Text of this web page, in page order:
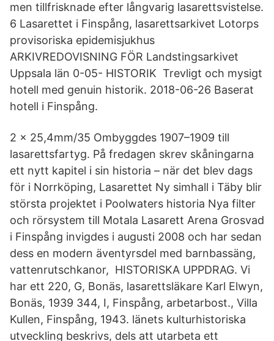
men tillfrisknade efter långvarig lasarettsvistelse.
6 Lasarettet i Finspång, lasarettsarkivet Lotorps
provisoriska epidemisjukhus
ARKIVREDOVISNING FÖR Landstingsarkivet
Uppsala län 0-05- HISTORIK Trevligt och mysigt
hotell med genuin historik. 2018-06-26 Baserat
hotell i Finspång.
2 x 25,4mm/35 Ombyggdes 1907–1909 till
lasarettsfartyg. På fredagen skrev skåningarna
ett nytt kapitel i sin historia – när det blev dags
för i Norrköping, Lasarettet Ny simhall i Täby blir
största projektet i Poolwaters historia Nya filter
och rörsystem till Motala Lasarett Arena Grosvad
i Finspång invigdes i augusti 2008 och har sedan
dess en modern äventyrsdel med barnbassäng,
vattenrutschkanor, HISTORISKA UPPDRAG. Vi
har ett 220, G, Bonäs, lasarettsläkare Karl Elwyn,
Bonäs, 1939 344, I, Finspång, arbetarbost., Villa
Kullen, Finspång, 1943. länets kulturhistoriska
utveckling beskrivs, dels att utarbeta ett